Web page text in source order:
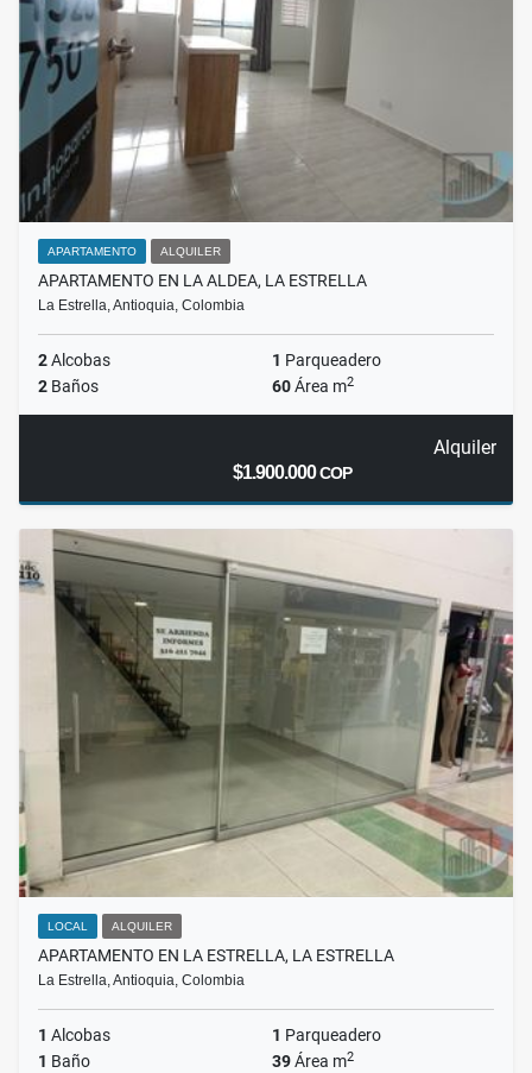
APARTAMENTO ALQUILER
APARTAMENTO EN LA ALDEA, LA ESTRELLA
La Estrella, Antioquia, Colombia
2Alcobas 1 Parqueadero
2 Baños 60Área m2
Alquiler
$1.900.000COP
LOCAL ALQUILER
APARTAMENTO EN LA ESTRELLA, LA ESTRELLA
La Estrella, Antioquia, Colombia
1 Alcobas 1 Parqueadero
1 Baño 39Área m2